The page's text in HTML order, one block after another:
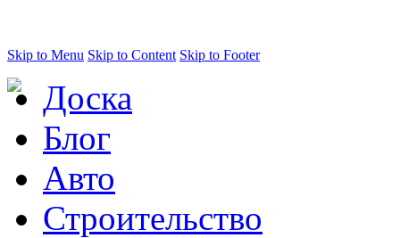
Skip to Menu Skip to Content Skip to Footer
Доска
Блог
Авто
Строительство